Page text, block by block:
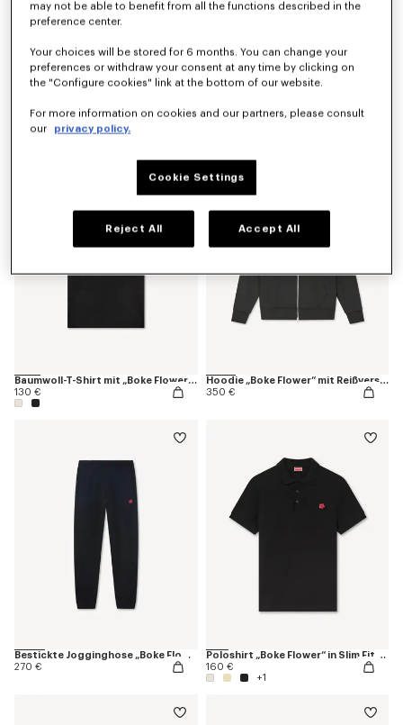
450 €
490 €
Baumwoll-T-Shirt mit „Boke Flower“-Stickerei
130 €
Hoodie „Boke Flower“ mit Reißverschluss aus Baumwolle
350 €
Bestickte Jogginghose „Boke Flower“
270 €
Poloshirt „Boke Flower“ in Slim Fit aus Baumwolle
160 €
+1
may not be able to benefit from all the functions described in the
preference center.
Your choices will be stored for 6 months. You can change your
preferences or withdraw your consent at any time by clicking on
the "Configure cookies" link at the bottom of our website.
For more information on cookies and our partners, please consult
our
privacy policy.
Cookie Settings
Reject All Accept All